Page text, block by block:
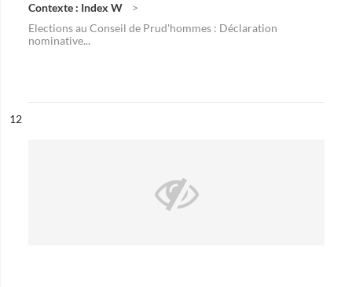
Contexte : Index W
Elections au Conseil de Prud'hommes : Déclaration
nominative...
n°
12